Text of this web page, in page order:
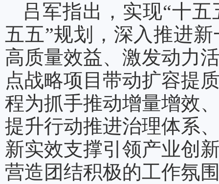
吕军指出，实现“十
五五”规划，深入推进
高质量效益、激发动力
点战略项目带动扩容提
程为抓手推动增量增效
提升行动推进治理体系
新实效支撑引领产业创
营造团结积极的工作氛